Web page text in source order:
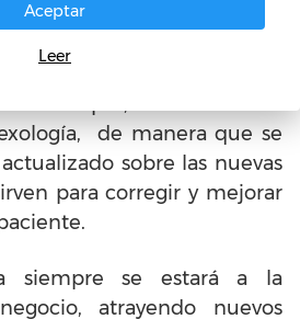
iniciar en
Sexológico
de manera que se
sobre las nuevas
para corregir y mejorar
siempre se estará a la
atrayendo nuevos
Aceptar
Leer